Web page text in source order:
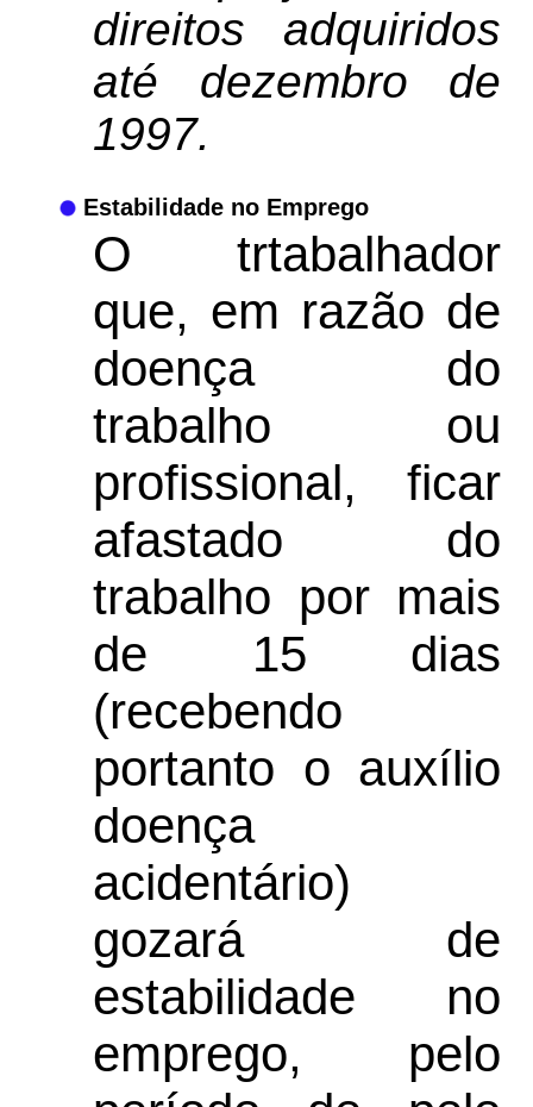
direitos adquiridos
até dezembro de
1997.
Estabilidade no Emprego
O trtabalhador
que, em razão de
doença do
trabalho ou
profissional, ficar
afastado do
trabalho por mais
de 15 dias
(recebendo
portanto o auxílio
doença
acidentário)
gozará de
estabilidade no
emprego, pelo